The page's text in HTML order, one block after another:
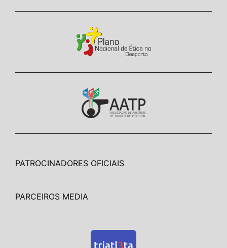
PATROCINADORES OFICIAIS
PARCEIROS MEDIA